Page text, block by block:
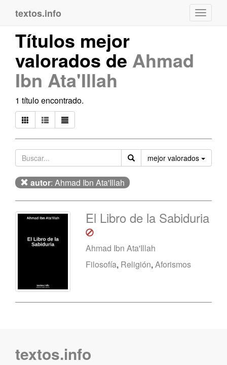
textos.info
Títulos mejor
valorados de Ahmad
Ibn Ata'Illah
1 título encontrado.
mejor valorados
autor: Ahmad Ibn Ata'Illah
El Libro de la Sabiduria
Ahmad Ibn Ata'Illah
Filosofía, Religión,Aforismos
textos.info